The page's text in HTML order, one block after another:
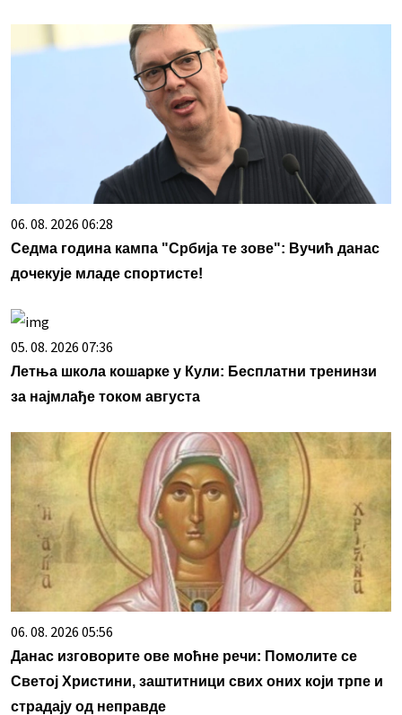
06. 08. 2026 06:28
Седма година кампа "Србија те зове": Вучић данас
дочекује младе спортисте!
05. 08. 2026 07:36
Летња школа кошарке у Кули: Бесплатни тренинзи
за најмлађе током августа
06. 08. 2026 05:56
Данас изговорите ове моћне речи: Помолите се
Светој Христини, заштитници свих оних који трпе и
страдају од неправде